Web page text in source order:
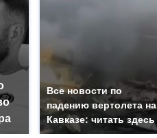
Все новости по
падению вертолета на
Кавказе: читать здесь